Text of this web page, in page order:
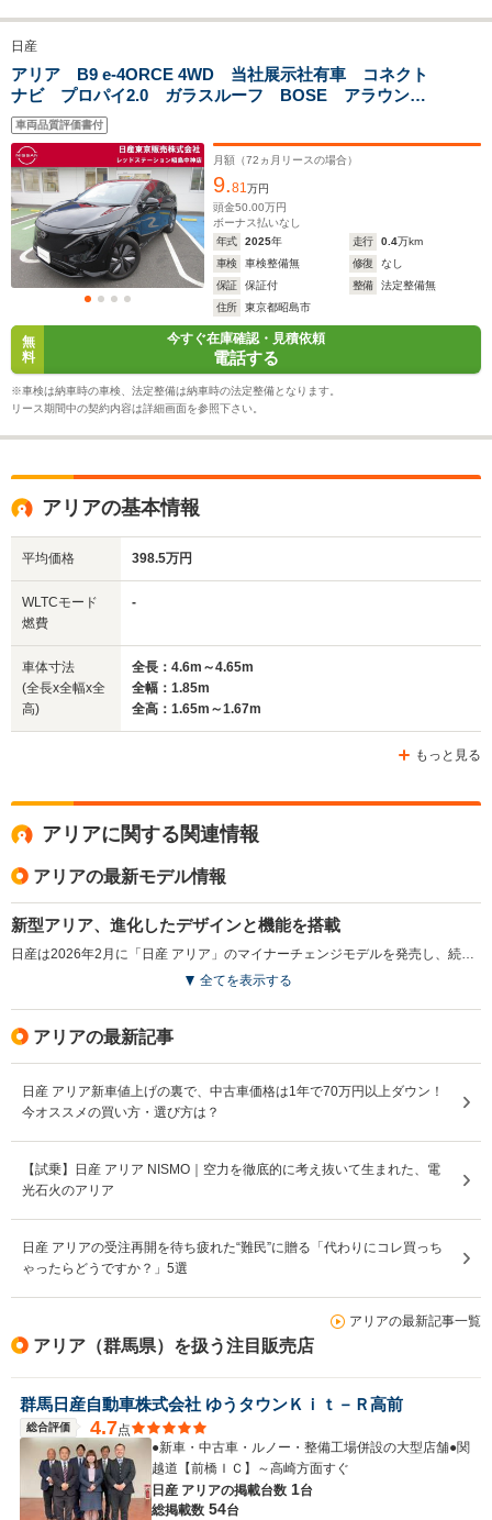
駆動方式 FF、4WD FF、4WD
日産
アリア B9 e-4ORCE 4WD 当社展示社有車 コネクト
ナビ プロパイ2.0 ガラスルーフ BOSE アラウンド
ビューモニター
車両品質評価書付
月額（72 ヵ月リースの場合）
9.81万円
頭金50.00万円
ボーナス払いなし
年式
2025年 走行 0.4万km
車検
車検整備無 修復
なし
保証
保証付 整備
法定整備無
住所
東京都昭島市
無
料
今すぐ在庫確認・見積依頼
電話する
※車検は納車時の車検、法定整備は納車時の法定整備となります。
リース期間中の契約内容は詳細画面を参照下さい。
アリアの基本情報
平均価格 398.5万円
WLTCモード
燃費
-
車体寸法
(全長x全幅x全
高)
全長：4.6m～4.65m
全幅：1.85m
全高：1.65m～1.67m
もっと見る
アリアに関する関連情報
アリアの最新モデル情報
新型アリア、進化したデザインと機能を搭載
日産は2026年2月に「日産 アリア」のマイナーチェンジモデルを発売し、続いて3月に「日産 アリアNISMO」を発売した。「日産 アリア」は2021年に登場したフラッグシップEVで、加速や静粛性、快適な室内空間が好評を得ている。今回の改良ではフロントデザインを一新し、快適な乗り心地を提供する新サスペンションを採用した。さらに、Google搭載のNissanConnectインフォテインメントシステムで多彩な情報をシームレスに利用できるようになり、充電ポートに専用コネクターを接続することで電力を取り出すV2L機能も搭載。加えて、乗り心地の向上や運転支援機能の強化により、より快適なEVライフを提供することを目指している。日産EVモデルのフラッグシップである「日産 アリアNISMO」も同様のアップデートが施されている。（2026.2）
全てを表示する
アリアの最新記事
日産 アリア新車値上げの裏で、中古車価格は1年で70万円以上ダウン！
今オススメの買い方・選び方は？
【試乗】日産 アリア NISMO｜空力を徹底的に考え抜いて生まれた、電
光石火のアリア
日産 アリアの受注再開を待ち疲れた“難民”に贈る「代わりにコレ買っち
ゃったらどうですか？」5選
アリアの最新記事一覧
アリア（群馬県）を扱う注目販売店
群馬日産自動車株式会社 ゆうタウンＫｉｔ－Ｒ高前
総合評価 4.7点
●新車・中古車・ルノー・整備工場併設の大型店舗●関
越道【前橋ＩＣ】～高崎方面すぐ
日産 アリアの掲載台数 1台
総掲載数 54台